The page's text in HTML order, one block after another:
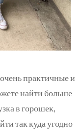
практичные и
найти больше
в горошек,
так куда угодно